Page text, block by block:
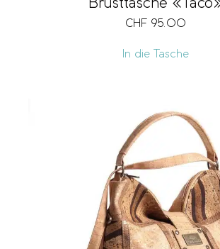
Brusttasche
CHF 95.00
In die Tasche